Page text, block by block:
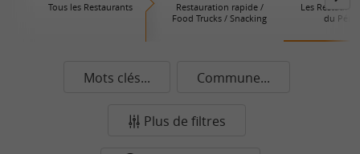
Tous les Restaurants
Restauration rapide /
Food Trucks / Snacking
Les
du
Mots clés... Commune...
Plus de filtres